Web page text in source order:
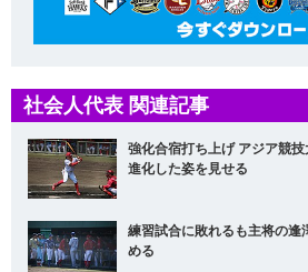
社会人代表 関連記事
強化合宿打ち上げ アジア競
進化した姿を見せる
練習試合に敗れるも主将の逢
める